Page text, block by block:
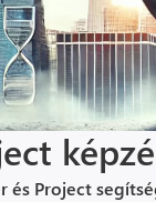
és Project